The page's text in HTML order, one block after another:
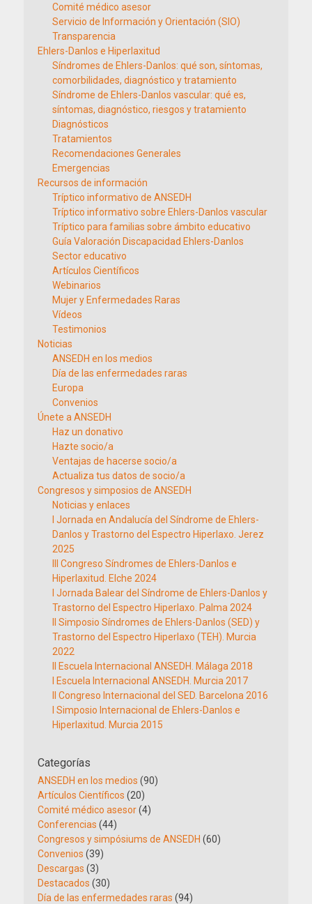
Comité médico asesor
Servicio de Información y Orientación (SIO)
Transparencia
Ehlers-Danlos e Hiperlaxitud
Síndromes de Ehlers-Danlos: qué son, síntomas,
comorbilidades, diagnóstico y tratamiento
Síndrome de Ehlers-Danlos vascular: qué es,
síntomas, diagnóstico, riesgos y tratamiento
Diagnósticos
Tratamientos
Recomendaciones Generales
Emergencias
Recursos de información
Tríptico informativo de ANSEDH
Tríptico informativo sobre Ehlers-Danlos vascular
Tríptico para familias sobre ámbito educativo
Guía Valoración Discapacidad Ehlers-Danlos
Sector educativo
Artículos Científicos
Webinarios
Mujer y Enfermedades Raras
Vídeos
Testimonios
Noticias
ANSEDH en los medios
Día de las enfermedades raras
Europa
Convenios
Únete a ANSEDH
Haz un donativo
Hazte socio/a
Ventajas de hacerse socio/a
Actualiza tus datos de socio/a
Congresos y simposios de ANSEDH
Noticias y enlaces
I Jornada en Andalucía del Síndrome de Ehlers-
Danlos y Trastorno del Espectro Hiperlaxo. Jerez
2025
III Congreso Síndromes de Ehlers-Danlos e
Hiperlaxitud. Elche 2024
I Jornada Balear del Síndrome de Ehlers-Danlos y
Trastorno del Espectro Hiperlaxo. Palma 2024
II Simposio Síndromes de Ehlers-Danlos (SED) y
Trastorno del Espectro Hiperlaxo (TEH). Murcia
2022
II Escuela Internacional ANSEDH. Málaga 2018
I Escuela Internacional ANSEDH. Murcia 2017
II Congreso Internacional del SED. Barcelona 2016
I Simposio Internacional de Ehlers-Danlos e
Hiperlaxitud. Murcia 2015
Categorías
ANSEDH en los medios (90)
Artículos Científicos (20)
Comité médico asesor(4)
Conferencias (44)
Congresos y simpósiums de ANSEDH (60)
Convenios (39)
Descargas (3)
Destacados (30)
Día de las enfermedades raras (94)